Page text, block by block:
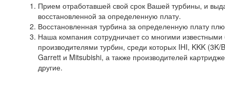
Прием отработавшей свой срок Вашей турбины, и
восстановленной за определенную плату.
Восстановленная турбина за определенную плату
Наша компания сотрудничает со многими
производителями турбин, среди которых IHI, KKK (3K/
Garrett и Mitsubishi, а также производителей
другие.